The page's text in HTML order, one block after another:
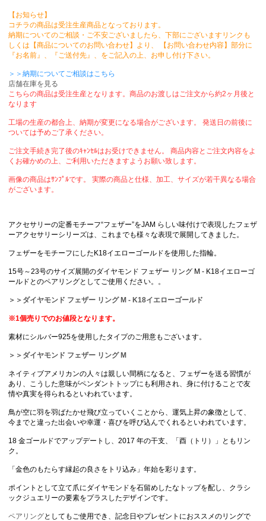
【お知らせ】
コチラの商品は受注生産商品となっております。
納期についてのご相談・ご不安ございましたら、下部にございますリンクも
しくは【商品についてのお問い合わせ】より、 【お問い合わせ内容】部分に
『お名前』、『ご送付先』、をご記入の上、お申し付け下さい。
＞＞納期についてご相談はこちら
店舗在庫を見る
こちらの商品は受注生産となります。商品のお渡しはご注文から約2ヶ月後と
なります
工場の生産の都合上、納期が変更になる場合がございます。 発送日の前後に
ついては予めご了承ください。
ご注文手続き完了後のｷｬﾝｾﾙはお受けできません。 商品内容とご注文内容をよ
くお確かめの上、ご利用いただきますようお願い致します。
画像の商品はｻﾝﾌﾟﾙです。 実際の商品と仕様、加工、サイズが若干異なる場合
がございます。
アクセサリーの定番モチーフ“フェザー”をJAM らしい味付けで表現したフェザ
ーアクセサリーシリーズは、これまでも様々な表現で展開してきました。
フェザーをモチーフにしたK18イエローゴールドを使用した指輪。
15号～23号のサイズ展開のダイヤモンド フェザー リング M - K18イエローゴ
ールドとのペアリングとしてご使用ください。。
＞＞ダイヤモンド フェザー リング M - K18イエローゴールド
※1個売りでのお値段となります。
素材にシルバー925を使用したタイプのご用意もございます。
＞＞ダイヤモンド フェザー リング M
ネイティブアメリカンの人々は親しい間柄になると、フェザーを送る習慣が
あり、こうした意味がペンダントトップにも利用され、身に付けることで友
情や真実を得られるといわれています。
鳥が空に羽を羽ばたかせ飛び立っていくことから、運気上昇の象徴として、
今までと違った出会いや幸運・喜びを呼び込んでくれるといわれています。
18 金ゴールドでアップデートし、2017 年の干支、「酉（トリ）」ともリン
ク。
「金色のもたらす縁起の良さをトリ込み」年始を彩ります。
ポイントとして立て爪にダイヤモンドを石留めしたなトップを配し、クラシ
ックジュエリーの要素をプラスしたデザインです。
ペアリングとしてもご使用でき、記念日やプレゼントにおススメのリングで